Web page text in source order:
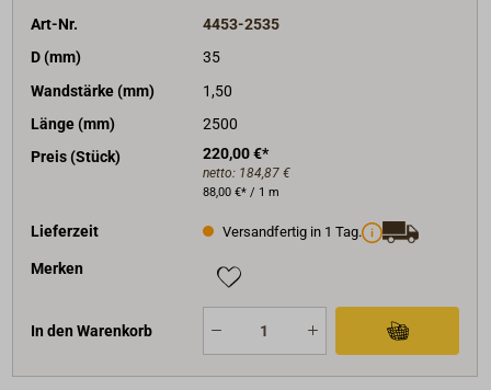
Art-Nr.
4453-2535
D (mm)
35
Wandstärke (mm)
1,50
Länge (mm)
2500
Preis (Stück)
220,00 €*
netto: 184,87 €
88,00 €* / 1 m
Lieferzeit Versandfertig in 1 Tag.
Merken
In den Warenkorb